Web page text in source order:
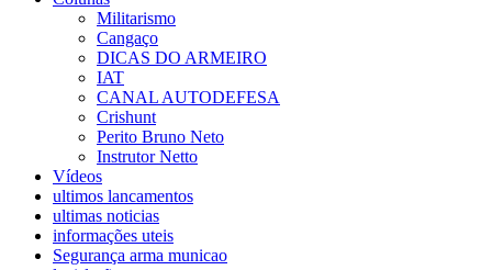
Militarismo
Cangaço
DICAS DO ARMEIRO
IAT
CANAL AUTODEFESA
Crishunt
Perito Bruno Neto
Instrutor Netto
Vídeos
ultimos lancamentos
ultimas noticias
informações uteis
Segurança arma municao